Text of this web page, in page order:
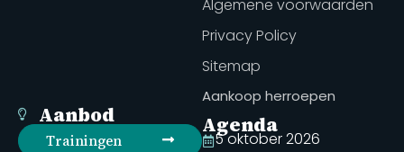
Algemene voorwaarden
Privacy Policy
Sitemap
Aankoop herroepen
Aanbod
Trainingen
Agenda
5 oktober 2026